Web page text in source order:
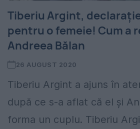
Tiberiu Argint,
pentru o femeie! Cum a
Andreea Bălan
26 AUGUST 2020
Tiberiu Argint a ajuns în
după ce s-a aflat că el şi
forma un cuplu. Tiberiu